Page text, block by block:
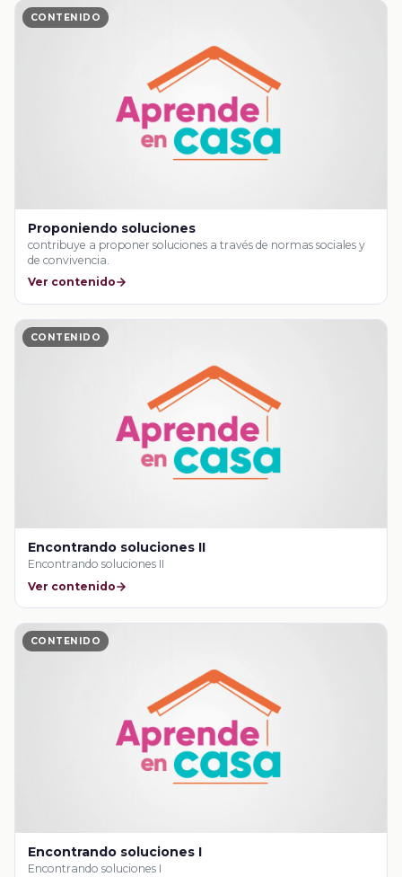
CONTENIDO
Proponiendo soluciones
contribuye a proponer soluciones a través de normas sociales y
de convivencia.
Ver contenido
CONTENIDO
Encontrando soluciones II
Encontrando soluciones II
Ver contenido
CONTENIDO
Encontrando soluciones I
Encontrando soluciones I